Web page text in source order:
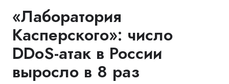
«Лаборатория
Касперского»: число
DDoS-атак в России
выросло в 8 раз